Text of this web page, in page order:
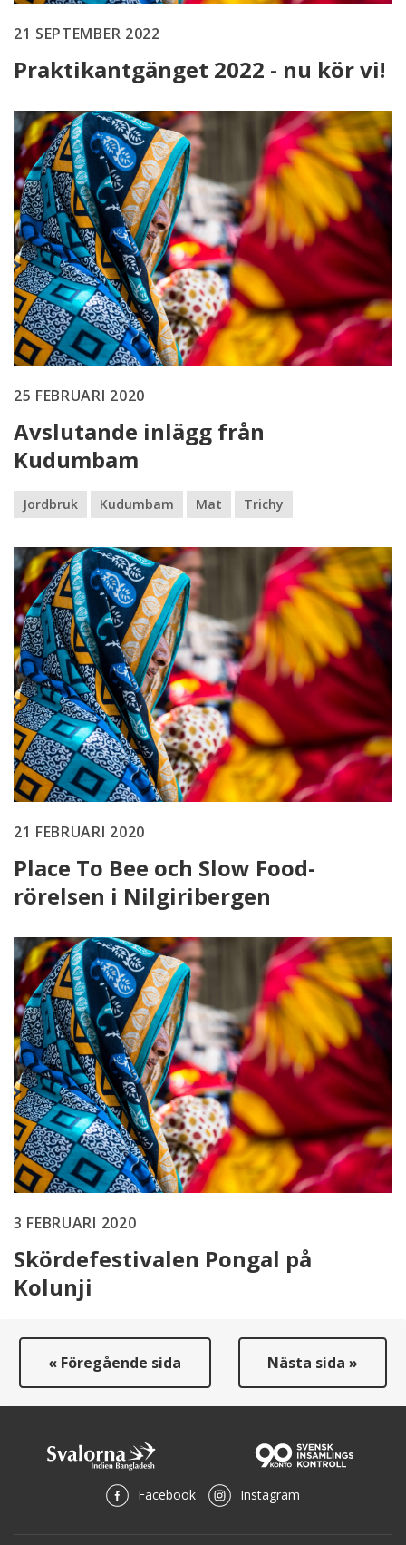
21 SEPTEMBER 2022
Praktikantgänget 2022 - nu kör vi!
25 FEBRUARI 2020
Avslutande inlägg från
Kudumbam
Jordbruk Kudumbam Mat Trichy
21 FEBRUARI 2020
Place To Bee och Slow Food-
rörelsen i Nilgiribergen
3 FEBRUARI 2020
Skördefestivalen Pongal på
Kolunji
« Föregående sida Nästa sida »
Facebook Instagram